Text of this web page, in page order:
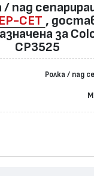
/ пад
CET ,
за
CP3525
Ролка / пад